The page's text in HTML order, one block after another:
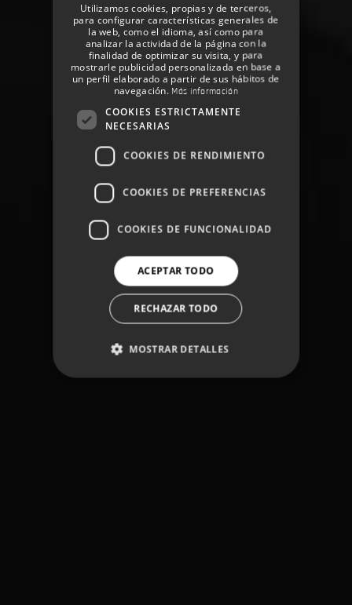
Utilizamos cookies, propias y de terceros,
para configurar características generales de
la web, como el idioma, así como para
analizar la actividad de la página con la
finalidad de optimizar su visita, y para
mostrarle publicidad personalizada en base a
un perfil elaborado a partir de sus hábitos de
navegación. Más información
COOKIES ESTRICTAMENTE
NECESARIAS
COOKIES DE RENDIMIENTO
COOKIES DE PREFERENCIAS
COOKIES DE FUNCIONALIDAD
ACEPTAR TODO
RECHAZAR TODO
MOSTRAR DETALLES